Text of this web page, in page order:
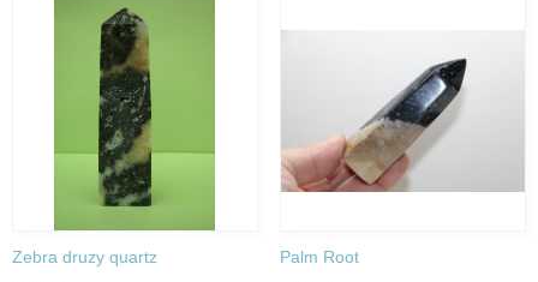
Zebra druzy quartz Palm Root